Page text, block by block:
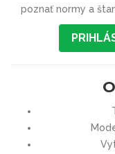
poznať normy a